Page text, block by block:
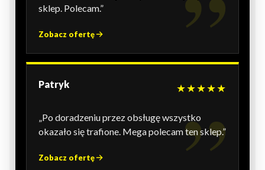
sklep. Polecam.”
Zobacz ofertę
Patryk ★★★★★
„Po doradzeniu przez obsługę wszystko
okazało się trafione. Mega polecam ten sklep.”
Zobacz ofertę